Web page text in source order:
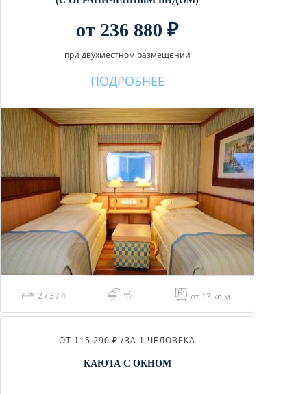
от 236 880 ₽
при двухместном размещении
ПОДРОБНЕЕ
2 / 3 / 4 от 13 кв.м.
ОТ 115 290 ₽ /ЗА 1 ЧЕЛОВЕКА
КАЮТА С ОКНОМ